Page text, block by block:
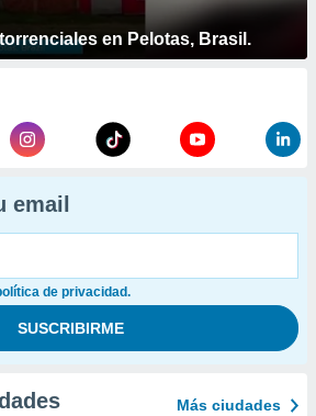
en Pelotas, Brasil.
email
de privacidad.
Más ciudades